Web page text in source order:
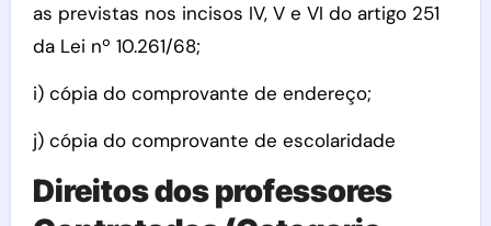
as previstas nos incisos IV, V e VI do artigo 251
da Lei nº 10.261/68;
i) cópia do comprovante de endereço;
j) cópia do comprovante de escolaridade
Direitos dos professores